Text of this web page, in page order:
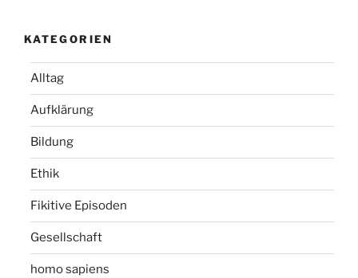
KATEGORIEN
Alltag
Aufklärung
Bildung
Ethik
Fikitive Episoden
Gesellschaft
homo sapiens